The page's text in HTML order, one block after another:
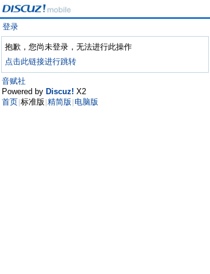
登录
抱歉，您尚未登录，无法进行此操作
点击此链接进行跳转
音赋社
Powered by Discuz! X2
首页 标准版 精简版 电脑版